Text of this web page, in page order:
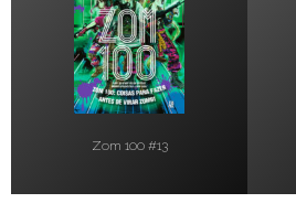
Zom 100 #13